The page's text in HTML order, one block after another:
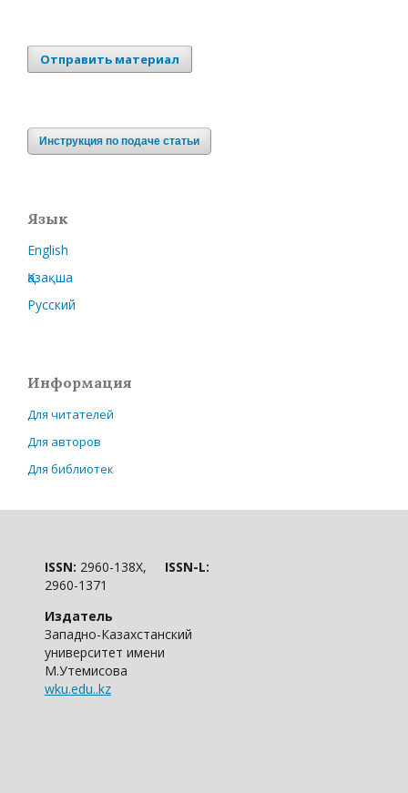
Отправить материал
Инструкция по подаче статьи
Язык
English
Қазақша
Русский
Информация
Для читателей
Для авторов
Для библиотек
ISSN: 2960-138X, ISSN-L:
2960-1371
Издатель
Западно-Казахстанский
университет имени
М.Утемисова
wku.edu..kz